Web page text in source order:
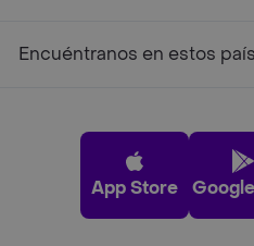
Encuéntranos en estos
App Store